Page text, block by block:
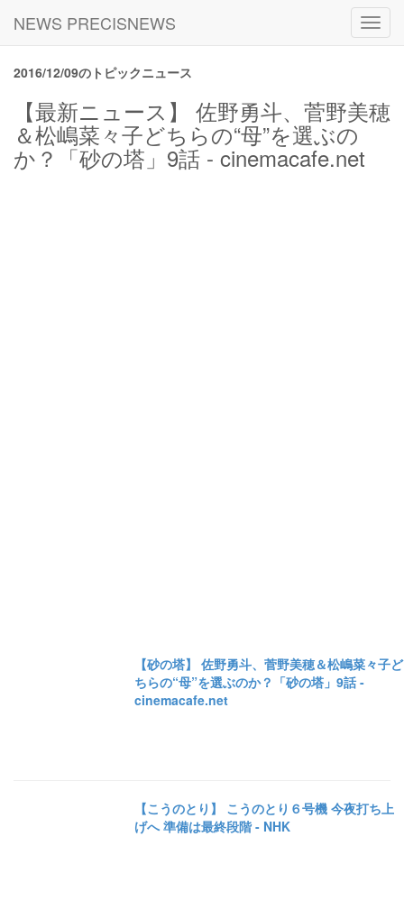
NEWS PRECISNEWS
2016/12/09のトピックニュース
【最新ニュース】 佐野勇斗、菅野美穂
＆松嶋菜々子どちらの“母”を選ぶの
か？「砂の塔」9話 - cinemacafe.net
【砂の塔】 佐野勇斗、菅野美穂＆松嶋菜々子ど
ちらの“母”を選ぶのか？「砂の塔」9話 -
cinemacafe.net
【こうのとり】 こうのとり６号機 今夜打ち上
げへ 準備は最終段階 - NHK